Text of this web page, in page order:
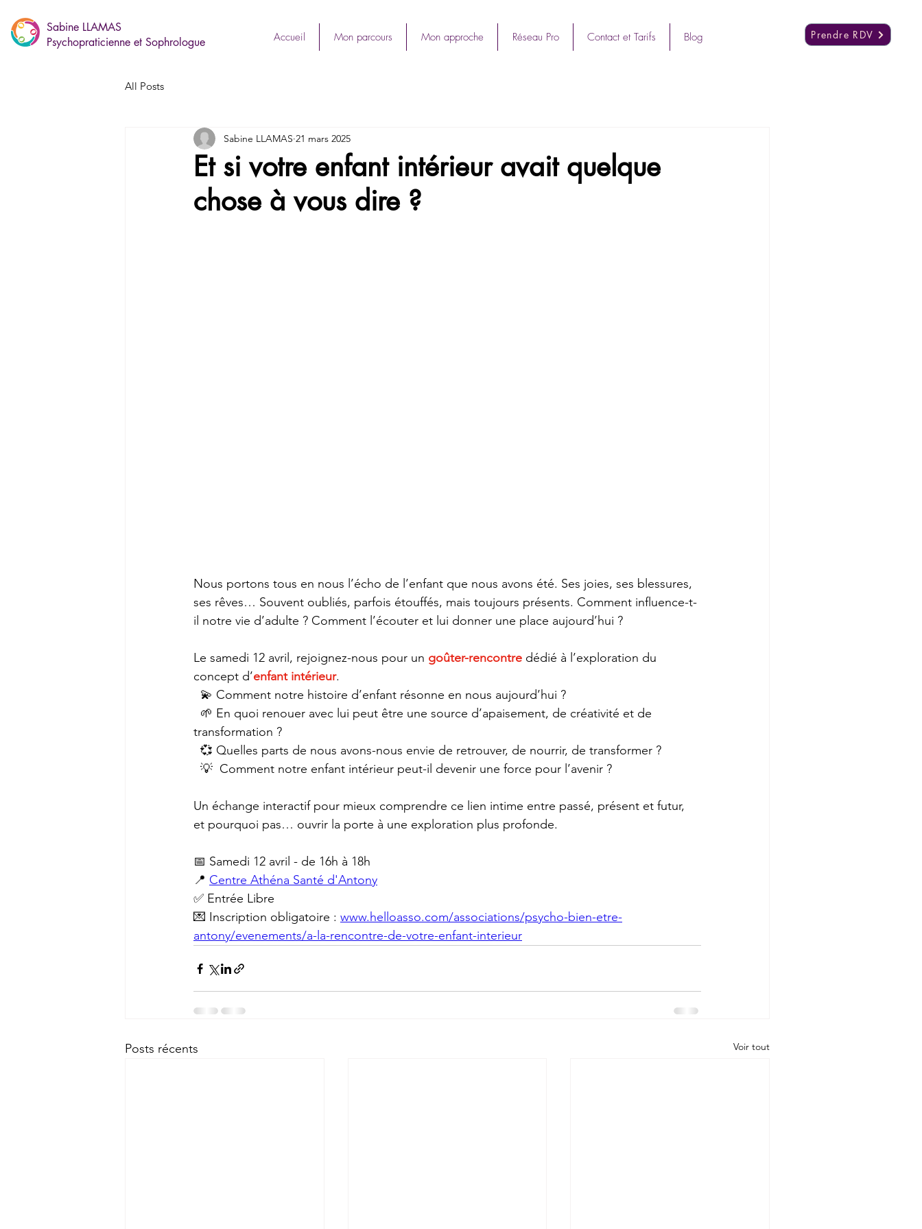
Sabine LLAMAS
Psychopraticienne et Sophrologue
Accueil Mon parcours Mon approche Réseau Pro Contact et Tarifs Blog Prendre RDV
All Posts
Et si votre enfant intérieur avait quelque
chose à vous dire ?
Sabine LLAMAS 21 mars 2025
Nous portons tous en nous l’écho de l’enfant que nous avons été. Ses joies, ses blessures,
ses rêves… Souvent oubliés, parfois étouffés, mais toujours présents. Comment influence-t-
il notre vie d’adulte ? Comment l’écouter et lui donner une place aujourd’hui ?
Le samedi 12 avril, rejoignez-nous pour un goûter-rencontre dédié à l’exploration du
concept d’enfant intérieur.
  💫 Comment notre histoire d’enfant résonne en nous aujourd’hui ?
transformation ?
  💞 Quelles parts de nous avons-nous envie de retrouver, de nourrir, de transformer ?
  💡  Comment notre enfant intérieur peut-il devenir une force pour l’avenir ?
Un échange interactif pour mieux comprendre ce lien intime entre passé, présent et futur,
et pourquoi pas… ouvrir la porte à une exploration plus profonde.
📅 Samedi 12 avril - de 16h à 18h
📍 Centre Athéna Santé d'Antony
✅ Entrée Libre
💌 Inscription obligatoire : www.helloasso.com/associations/psycho-bien-etre-
antony/evenements/a-la-rencontre-de-votre-enfant-interieur
Posts récents Voir tout